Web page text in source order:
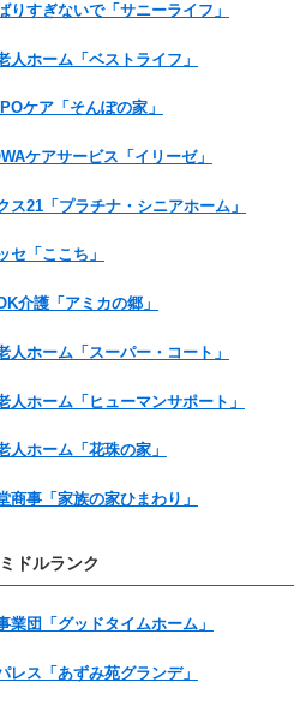
りすぎないで「サニーライフ」
人ホーム「ベストライフ」
ケア「そんぽの家」
ケアサービス「イリーゼ」
ス21「プラチナ・シニアホーム」
セ「ここち」
介護「アミカの郷」
人ホーム「スーパー・コート」
人ホーム「ヒューマンサポート」
人ホーム「花珠の家」
商事「家族の家ひまわり」
ドルランク
業団「グッドタイムホーム」
レス「あずみ苑グランデ」